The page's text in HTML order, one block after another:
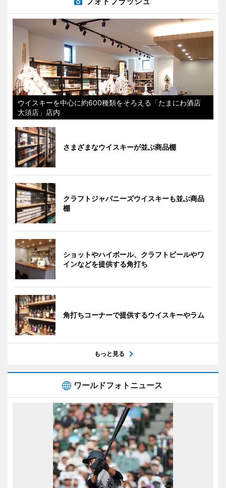
ウイスキーを中心に約600種類をそろえる「たまにわ酒店
大須店」店内
さまざまなウイスキーが並ぶ商品棚
クラフトジャパニーズウイスキーも並ぶ商品
棚
ショットやハイボール、クラフトビールやワ
インなどを提供する角打ち
角打ちコーナーで提供するウイスキーやラム
もっと見る
ワールドフォトニュース